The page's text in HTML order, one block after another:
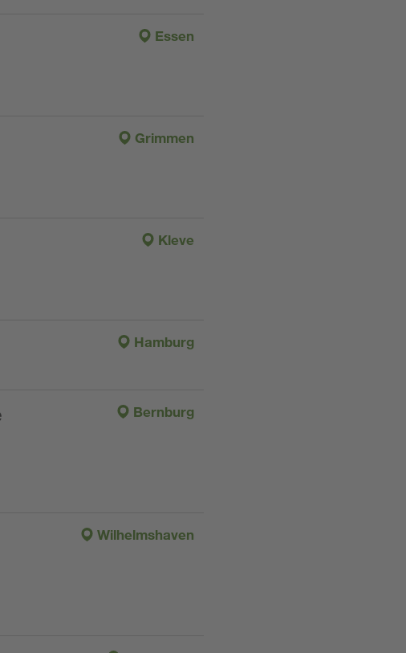
Essen
Grimmen
Kleve
Hamburg
Bernburg
Wilhelmshaven